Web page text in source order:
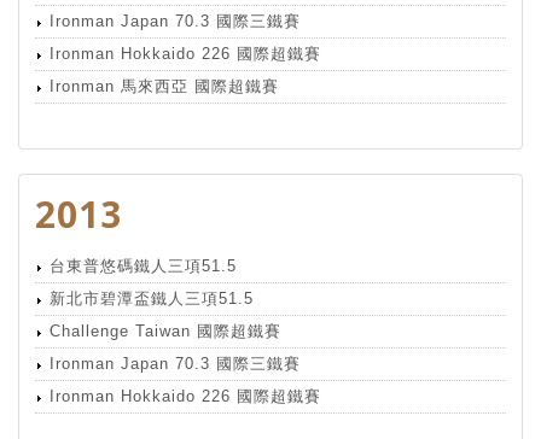
Ironman Japan 70.3 國際三鐵賽
Ironman Hokkaido 226 國際超鐵賽
Ironman 馬來西亞 國際超鐵賽
2013
台東普悠碼鐵人三項51.5
新北市碧潭盃鐵人三項51.5
Challenge Taiwan 國際超鐵賽
Ironman Japan 70.3 國際三鐵賽
Ironman Hokkaido 226 國際超鐵賽